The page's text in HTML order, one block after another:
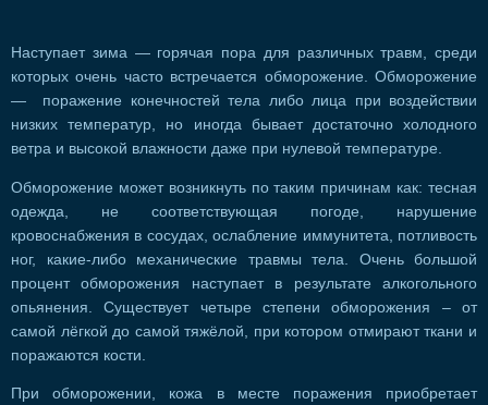
Наступает зима — горячая пора для различных травм, среди
которых очень часто встречается обморожение. Обморожение
— поражение конечностей тела либо лица при воздействии
низких температур, но иногда бывает достаточно холодного
ветра и высокой влажности даже при нулевой температуре.
Обморожение может возникнуть по таким причинам как: тесная
одежда, не соответствующая погоде, нарушение
кровоснабжения в сосудах, ослабление иммунитета, потливость
ног, какие-либо механические травмы тела. Очень большой
процент обморожения наступает в результате алкогольного
опьянения. Существует четыре степени обморожения – от
самой лёгкой до самой тяжёлой, при котором отмирают ткани и
поражаются кости.
При обморожении, кожа в месте поражения приобретает